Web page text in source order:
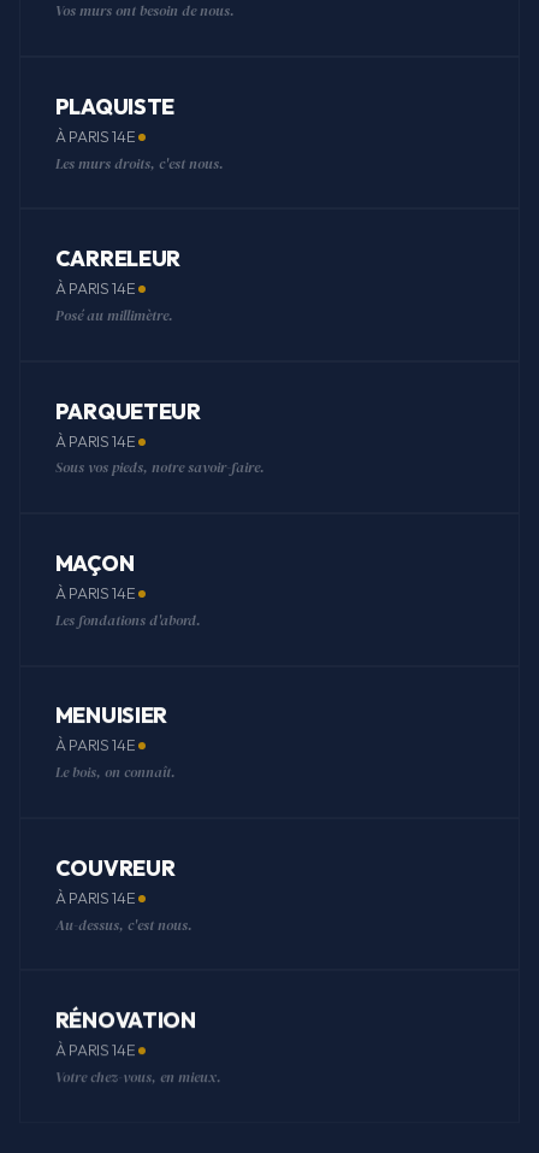
Vos murs ont besoin de nous.
PLAQUISTE
À PARIS 14E
Les murs droits, c'est nous.
CARRELEUR
À PARIS 14E
Posé au millimètre.
PARQUETEUR
À PARIS 14E
Sous vos pieds, notre savoir-faire.
MAÇON
À PARIS 14E
Les fondations d'abord.
MENUISIER
À PARIS 14E
Le bois, on connaît.
COUVREUR
À PARIS 14E
Au-dessus, c'est nous.
RÉNOVATION
À PARIS 14E
Votre chez-vous, en mieux.